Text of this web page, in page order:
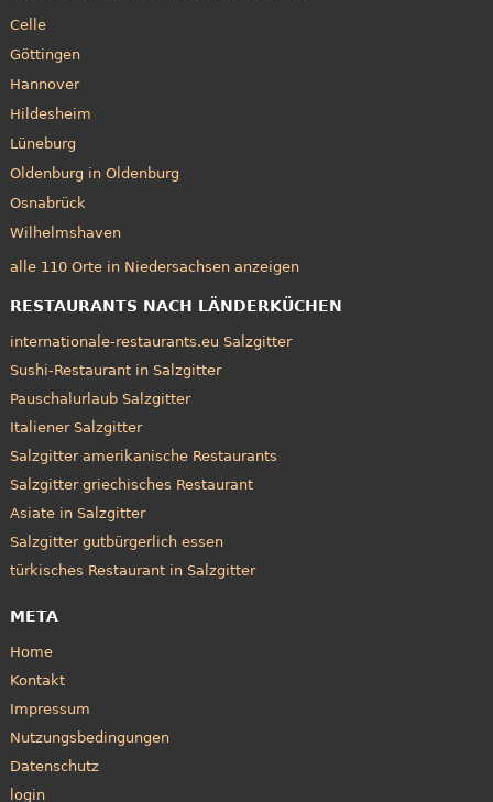
Celle
Göttingen
Hannover
Hildesheim
Lüneburg
Oldenburg in Oldenburg
Osnabrück
Wilhelmshaven
alle 110 Orte in Niedersachsen anzeigen
RESTAURANTS NACH LÄNDERKÜCHEN
internationale-restaurants.eu Salzgitter
Sushi-Restaurant in Salzgitter
Pauschalurlaub Salzgitter
Italiener Salzgitter
Salzgitter amerikanische Restaurants
Salzgitter griechisches Restaurant
Asiate in Salzgitter
Salzgitter gutbürgerlich essen
türkisches Restaurant in Salzgitter
META
Home
Kontakt
Impressum
Nutzungsbedingungen
Datenschutz
login